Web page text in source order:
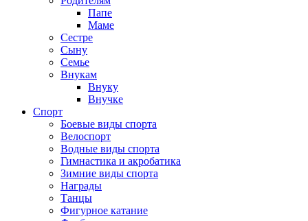
Папе
Маме
Сестре
Сыну
Семье
Внукам
Внуку
Внучке
Спорт
Боевые виды спорта
Велоспорт
Водные виды спорта
Гимнастика и акробатика
Зимние виды спорта
Награды
Танцы
Фигурное катание